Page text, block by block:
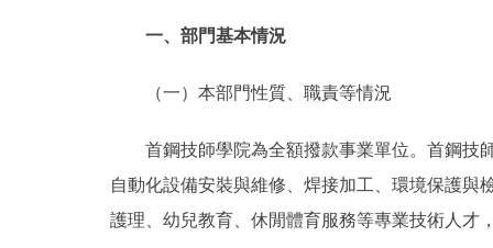
一、部門基本情況
（一）本部門性質、職責等情況
首鋼技師學院為全額撥款事業單位。首鋼技師
自動化設備安裝與維修、焊接加工、環境保護
護理、幼兒教育、休閒體育服務等專業技術人才